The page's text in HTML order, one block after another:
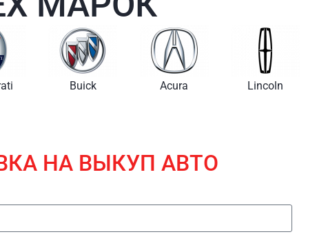
Buick Acura Lincoln
НА ВЫКУП АВТО